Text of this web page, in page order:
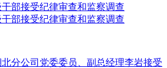
部接受纪律审查和监察调查
部接受纪律审查和监察调查
分公司党委委员、副总经理李岩接受